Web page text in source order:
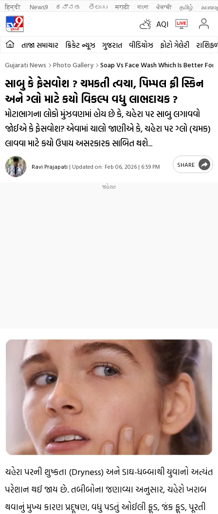
हिन्दी News9 ಕನ್ನಡ తెలుగు मराठी বাংলা ਪੰਜਾਬੀ தமிழ்
AQI
તાજા સમાચાર ક્રિકેટ ન્યૂઝ ગુજરાત વીડિયોઝ ફોટો ગેલેરી
Gujarati News Photo Gallery Soap Vs Face Wash Which Is Better
સાબુ કે ફેસવોશ ? ચમકતી ત્વચા, પિમ્પલ ફ્રી સ્કિન
અને ગ્લો માટે કયો વિકલ્પ વધુ લાભદાયક ?
મોટાભાગના લોકો મુંઝવણમાં હોય છે કે, ચહેરા પર સાબુ લગાવવો
જોઈએ કે ફેસવોશ? એવામાં ચાલો જાણીએ કે, ચહેરા પર ગ્લો (ચમક)
લાવવા માટે કયો ઉપાય અસરકારક સાબિત થશે...
Ravi Prajapati | Updated on: Feb 06, 2026 | 6:59 PM SHARE
ચહેરા પરની શુષ્કતા (Dryness) અને ડાઘ-ધબ્બાથી યુવાનો અત્યંત
પરેશાન થઈ જાય છે. તબીબોના જણાવ્યા અનુસાર, ચહેરો ખરાબ
થવાનું મુખ્ય કારણ પ્રદૂષણ, વધુ પડતું ઓઈલી ફૂડ, જંક ફૂડ, પૂરતી